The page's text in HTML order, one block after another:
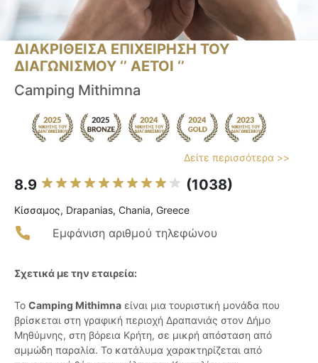
ΔΙΑΚΡΙΘΕΙΣΑ ΕΠΙΧΕΙΡΗΣΗ ΤΟΥ
ΔΙΑΓΩΝΙΣΜΟΥ ‘’ ΑΕΤΟΙ ‘’
Camping Mithimna
Δείτε περισσότερα >>
8.9 (1038)
Κίσσαμος, Drapanias, Chania, Greece
Εμφάνιση αριθμού τηλεφώνου
Σχετικά με την εταιρεία:
Το Camping Mithimna είναι μια τουριστική μονάδα που
βρίσκεται στη γραφική περιοχή Δραπανιάς στον Δήμο
Μηθύμνης, στη βόρεια Κρήτη, σε μικρή απόσταση από
αμμώδη παραλία. Το κατάλυμα χαρακτηρίζεται από